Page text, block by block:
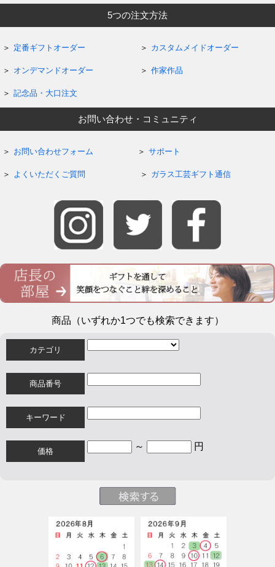
5つの注文方法
定番ギフトオーダー カスタムメイドオーダー
オンデマンドオーダー 作家作品
記念品・大口注文
お問い合わせ・コミュニティ
お問い合わせフォーム サポート
よくいただくご質問 ガラス工芸ギフト通信
商品（いずれか1つでも検索できます）
カテゴリ
商品番号
キーワード
価格 ～ 円